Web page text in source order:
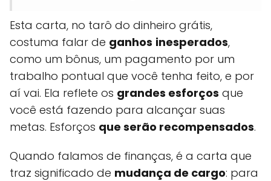
Esta carta, no tarô do dinheiro grátis,
costuma falar de ganhos inesperados,
como um bônus, um pagamento por um
trabalho pontual que você tenha feito, e por
aí vai. Ela reflete os grandes esforços que
você está fazendo para alcançar suas
metas. Esforços que serão recompensados.
Quando falamos de finanças, é a carta que
traz significado de mudança de cargo: para